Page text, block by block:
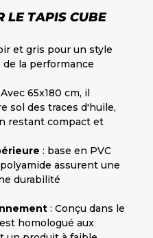
LE TAPIS CUBE
et gris pour un style
la performance
65x180 cm, il
sol des traces d'huile,
restant compact et
: base en PVC
assurent une
durabilité
: Conçu dans le
homologué aux